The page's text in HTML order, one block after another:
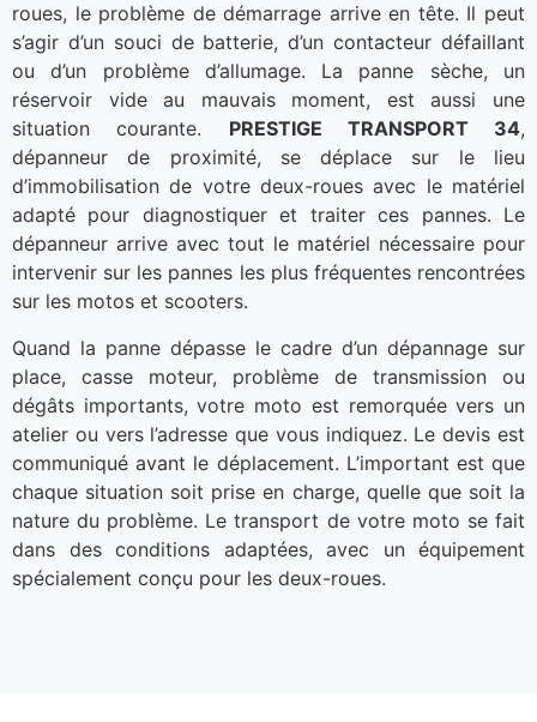
roues, le problème de démarrage arrive en tête. Il peut
s’agir d’un souci de batterie, d’un contacteur défaillant
ou d’un problème d’allumage. La panne sèche, un
réservoir vide au mauvais moment, est aussi une
situation courante. PRESTIGE TRANSPORT 34,
dépanneur de proximité, se déplace sur le lieu
d’immobilisation de votre deux-roues avec le matériel
adapté pour diagnostiquer et traiter ces pannes. Le
dépanneur arrive avec tout le matériel nécessaire pour
intervenir sur les pannes les plus fréquentes rencontrées
sur les motos et scooters.
Quand la panne dépasse le cadre d’un dépannage sur
place, casse moteur, problème de transmission ou
dégâts importants, votre moto est remorquée vers un
atelier ou vers l’adresse que vous indiquez. Le devis est
communiqué avant le déplacement. L’important est que
chaque situation soit prise en charge, quelle que soit la
nature du problème. Le transport de votre moto se fait
dans des conditions adaptées, avec un équipement
spécialement conçu pour les deux-roues.